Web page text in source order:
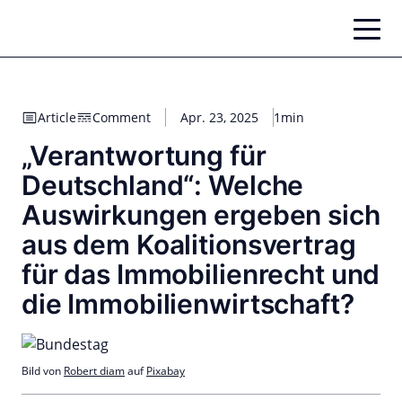
springen
Article Comment Apr. 23, 2025 1min
„Verantwortung für
Deutschland“: Welche
Auswirkungen ergeben sich
aus dem Koali­tionsvertrag
für das Immobilienrecht und
die Immobilienwirtschaft?
Bild von Robert diamaufPixabay